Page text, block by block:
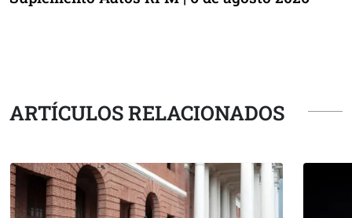
ARTÍCULOS RELACIONADOS